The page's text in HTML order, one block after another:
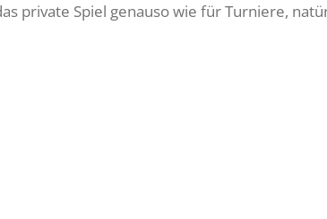
private Spiel genauso wie für Turniere,